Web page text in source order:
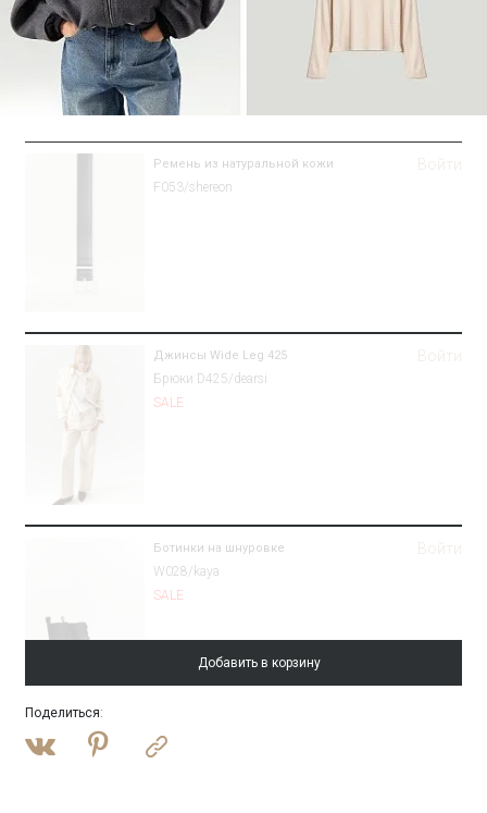
Ремень из натуральной кожи
F053/shereon
Войти
Джинсы Wide Leg 425
Брюки D425/dearsi
SALE
Войти
Ботинки на шнуровке
W028/kaya
SALE
Войти
Джинсовая куртка oversize с бахромой
Добавить в корзину
Поделиться: